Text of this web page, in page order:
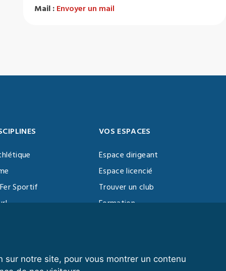
notre site, pour vous montrer un contenu
Mail : Envoyer un mail
Sportif
VOS ESPACES
Espace dirigeant
Espace licencié
Trouver un club
Formation